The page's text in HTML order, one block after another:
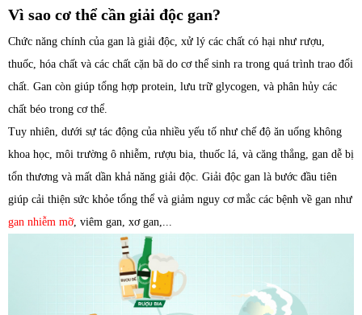
Vì sao cơ thể cần giải độc gan?
Chức năng chính của gan là giải độc, xử lý các chất có hại như rượu,
thuốc, hóa chất và các chất cặn bã do cơ thể sinh ra trong quá trình trao đổi
chất. Gan còn giúp tổng hợp protein, lưu trữ glycogen, và phân hủy các
chất béo trong cơ thể.
Tuy nhiên, dưới sự tác động của nhiều yếu tố như chế độ ăn uống không
khoa học, môi trường ô nhiễm, rượu bia, thuốc lá, và căng thẳng, gan dễ bị
tổn thương và mất dần khả năng giải độc. Giải độc gan là bước đầu tiên
giúp cải thiện sức khỏe tổng thể và giảm nguy cơ mắc các bệnh về gan như
gan nhiễm mỡ, viêm gan, xơ gan,...